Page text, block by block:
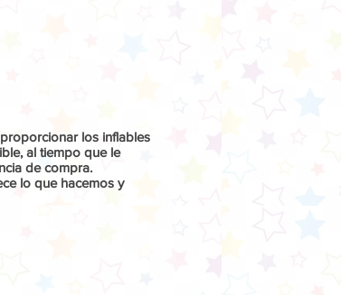
los inflables
al tiempo que le
de compra.
lo que hacemos y